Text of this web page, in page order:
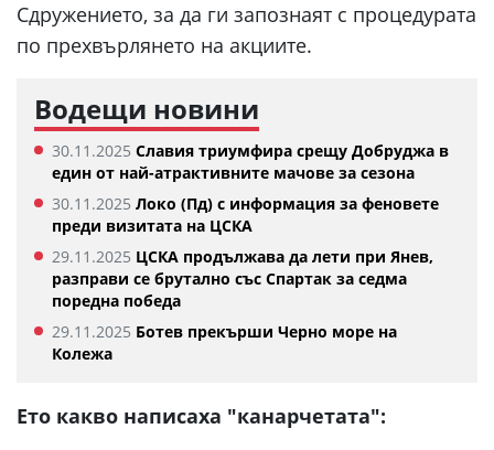
Сдружението, за да ги запознаят с процедурата
по прехвърлянето на акциите.
Водещи новини
30.11.2025 Славия триумфира срещу Добруджа в
един от най-атрактивните мачове за сезона
30.11.2025 Локо (Пд) с информация за феновете
преди визитата на ЦСКА
29.11.2025 ЦСКА продължава да лети при Янев,
разправи се брутално със Спартак за седма
поредна победа
29.11.2025 Ботев прекърши Черно море на
Колежа
Ето какво написаха "канарчетата":